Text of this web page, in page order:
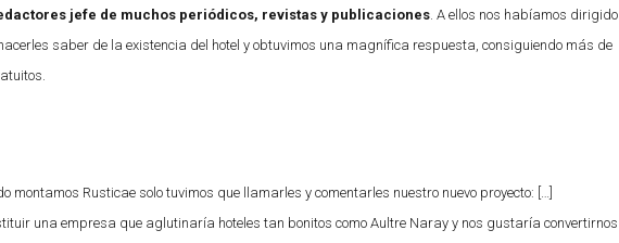
jefe de muchos periódicos, revistas y publicaciones . A ellos nos habíamos dirigido
saber de la existencia del hotel y obtuvimos una magnífica respuesta, consiguiendo más de
montamos Rusticae solo tuvimos que llamarles y comentarles nuestro nuevo proyecto: […]
una empresa que aglutinaría hoteles tan bonitos como Aultre Naray y nos gustaría convertirnos